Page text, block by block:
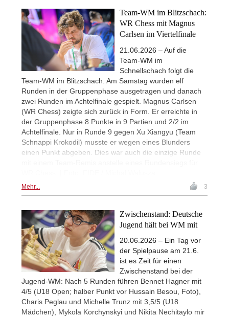
Team-WM im Blitzschach:
WR Chess mit Magnus
Carlsen im Viertelfinale
21.06.2026 – Auf die
Team-WM im
Schnellschach folgt die
Team-WM im Blitzschach. Am Samstag wurden elf
Runden in der Gruppenphase ausgetragen und danach
zwei Runden im Achtelfinale gespielt. Magnus Carlsen
(WR Chess) zeigte sich zurück in Form. Er erreichte in
der Gruppenphase 8 Punkte in 9 Partien und 2/2 im
Achtelfinale. Nur in Runde 9 gegen Xu Xiangyu (Team
Schnappi Krokodil) musste er wegen eines Blunders
einen Punkt abgeben. Dies war auch die einzige Runde
Mehr... 3
Zwischenstand: Deutsche
Jugend hält bei WM mit
20.06.2026 – Ein Tag vor
der Spielpause am 21.6.
ist es Zeit für einen
Zwischenstand bei der
Jugend-WM: Nach 5 Runden führen Bennet Hagner mit
4/5 (U18 Open; halber Punkt vor Hussain Besou, Foto),
Charis Peglau und Michelle Trunz mit 3,5/5 (U18
Mädchen), Mykola Korchynskyi und Nikita Nechitaylo mir